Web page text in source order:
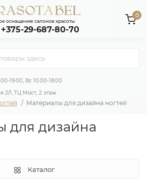
+375-29-687-80-70
оснащение салонов красоты
19:00, Вс 10:00-18:00
2/1, ТЦ Мост, 2 этаж
0
Материалы для дизайна ногтей
для дизайна
Каталог